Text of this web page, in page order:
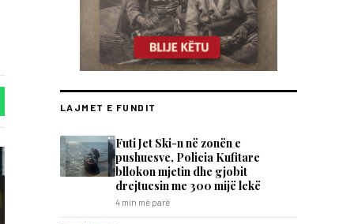
LAJMET E FUNDIT
Futi Jet Ski-n në zonën e
pushuesve, Policia Kufitare
bllokon mjetin dhe gjobit
drejtuesin me 300 mijë lekë
4 min më parë